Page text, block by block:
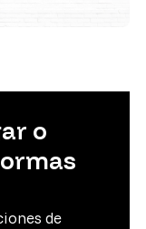
o
de